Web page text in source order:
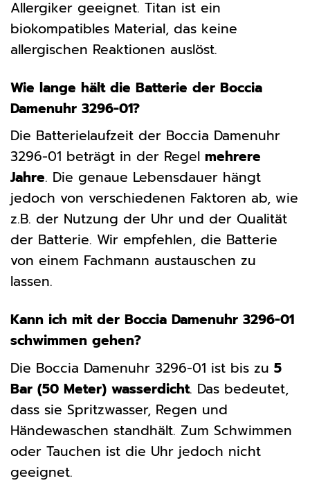
Allergiker geeignet. Titan ist ein
biokompatibles Material, das keine
allergischen Reaktionen auslöst.
Wie lange hält die Batterie der Boccia
Damenuhr 3296-01?
Die Batterielaufzeit der Boccia Damenuhr
3296-01 beträgt in der Regel mehrere
Jahre. Die genaue Lebensdauer hängt
jedoch von verschiedenen Faktoren ab, wie
z.B. der Nutzung der Uhr und der Qualität
der Batterie. Wir empfehlen, die Batterie
von einem Fachmann austauschen zu
lassen.
Kann ich mit der Boccia Damenuhr 3296-01
schwimmen gehen?
Die Boccia Damenuhr 3296-01 ist bis zu 5
Bar (50 Meter) wasserdicht. Das bedeutet,
dass sie Spritzwasser, Regen und
Händewaschen standhält. Zum Schwimmen
oder Tauchen ist die Uhr jedoch nicht
geeignet.